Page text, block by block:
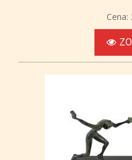
Cena: